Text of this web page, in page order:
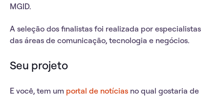
MGID.
A seleção dos finalistas foi realizada por especialistas
das áreas de comunicação, tecnologia e negócios.
Seu projeto
E você, tem um portal de notícias no qual gostaria de